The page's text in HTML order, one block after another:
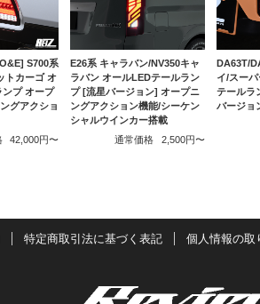
S700系
トカーゴ オ
ンプ オープ
グアクショ
42,000円〜
E26系 キャラバン/NV350キャ
ラバン オールLEDテールラン
プ [流星バージョン] オープニ
ングアクション機能/シーケン
シャルウインカー搭載
通常価格
2,500円〜
DA63T/
イ/スー
テールラ
バージョ
特定商取引法に基づく表記 個人情報の取